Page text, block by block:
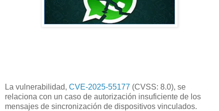
La vulnerabilidad, CVE-2025-55177 (CVSS: 8.0), se
relaciona con un caso de autorización insuficiente de los
mensajes de sincronización de dispositivos vinculados.